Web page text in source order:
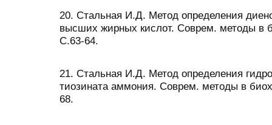
20. Стальная И.Д. Метод определения
высших жирных кислот. Соврем. методы
С.63-64.
21. Стальная И.Д. Метод определения
тиозината аммония. Соврем. методы в
68.